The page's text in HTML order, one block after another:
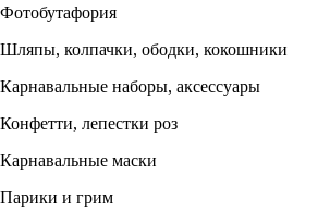
Фотобутафория
Шляпы, колпачки, ободки, кокошники
Карнавальные наборы, аксессуары
Конфетти, лепестки роз
Карнавальные маски
Парики и грим